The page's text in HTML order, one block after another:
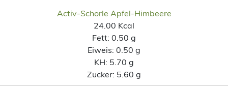
Activ-Schorle Apfel-Himbeere
24.00 Kcal
Fett: 0.50 g
Eiweis: 0.50 g
KH: 5.70 g
Zucker: 5.60 g